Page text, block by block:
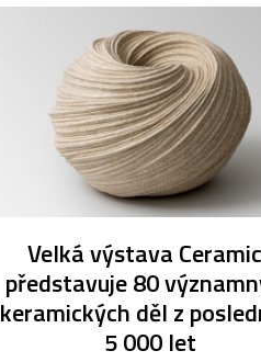
Velká výstava
představuje 80
keramických děl z
5 000 let